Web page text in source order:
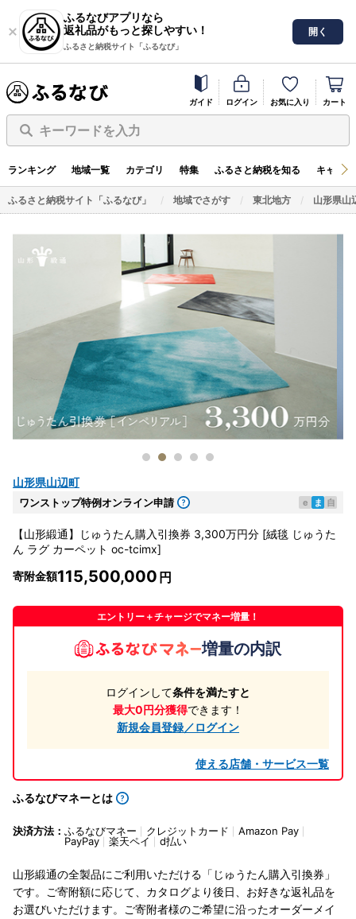
ふるなびアプリなら
返礼品がもっと探しやすい！
ふるさと納税サイト「ふるなび」
開く
ガイド ログイン お気に入り カート
キーワードを入力
ランキング 地域一覧 カテゴリ 特集 ふるさと納税を知る キャン
ふるさと納税サイト「ふるなび」 地域でさがす 東北地方 山形県山
山形県山辺町
ワンストップ特例オンライン申請 e ま 自
【山形緞通】じゅうたん購入引換券 3,300万円分 [絨毯 じゅうた
ん ラグ カーペット oc-tcimx]
寄附金額115,500,000
エントリー＋チャージでマネー増量！
増量の内訳
ログインして条件を満たすと
最大0円分獲得できます！
新規会員登録／ログイン
使える店舗・サービス一覧
ふるなびマネーとは
決済方法： ふるなびマネー クレジットカード
Amazon Pay
PayPay
楽天ペイ d払い
山形緞通の全製品にご利用いただける「じゅうたん購入引換券」
です。ご寄附額に応じて、カタログより後日、お好きな返礼品を
お選びいただけます。ご寄附者様のご希望に沿ったオーダーメイ